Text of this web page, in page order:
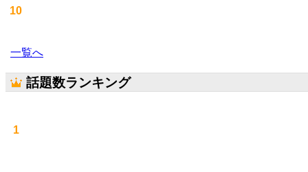
10
一覧へ
話題数ランキング
1